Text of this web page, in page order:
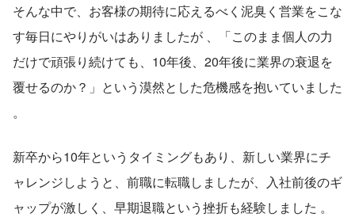
そんな中で、お客様の期待に応えるべく泥臭く営業をこな
す毎日にやりがいはありましたが 、「このまま個人の力
だけで頑張り続けても、10年後、20年後に業界の衰退を
覆せるのか？」という漠然とした危機感を抱いていました
。
新卒から10年というタイミングもあり、新しい業界にチ
ャレンジしようと、前職に転職しましたが、入社前後のギ
ャップが激しく、早期退職という挫折も経験しました 。